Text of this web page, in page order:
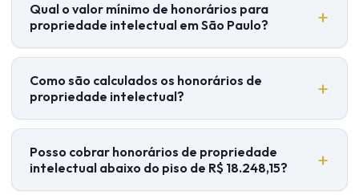
Qual o valor mínimo de honorários para
propriedade intelectual em São Paulo?
Como são calculados os honorários de
propriedade intelectual?
Posso cobrar honorários de propriedade
intelectual abaixo do piso de R$ 18.248,15?